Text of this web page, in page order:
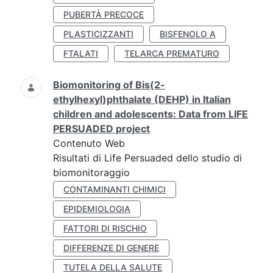
PUBERTÀ PRECOCE
PLASTICIZZANTI
BISFENOLO A
FTALATI
TELARCA PREMATURO
Biomonitoring of Bis(2-
ethylhexyl)phthalate (DEHP) in Italian
children and adolescents: Data from LIFE
PERSUADED project
Contenuto Web
Risultati di Life Persuaded dello studio di
biomonitoraggio
CONTAMINANTI CHIMICI
EPIDEMIOLOGIA
FATTORI DI RISCHIO
DIFFERENZE DI GENERE
TUTELA DELLA SALUTE